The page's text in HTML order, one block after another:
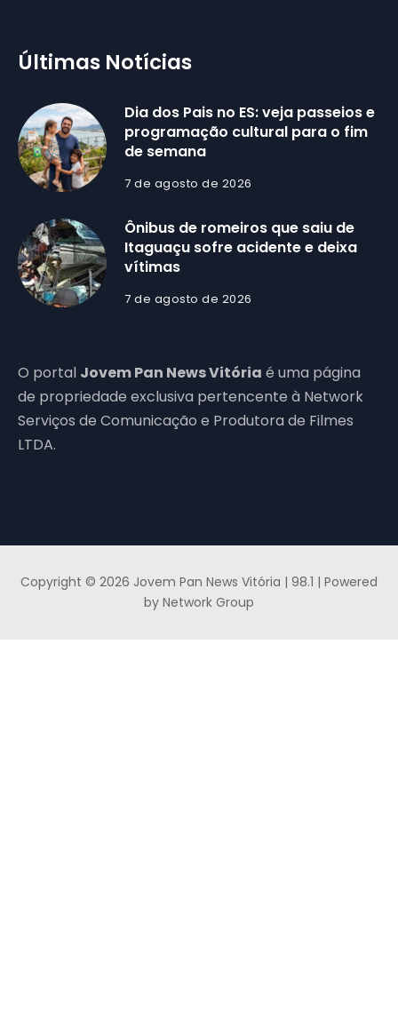
Últimas Notícias
Dia dos Pais no ES: veja passeios e
programação cultural para o fim
de semana
7 de agosto de 2026
Ônibus de romeiros que saiu de
Itaguaçu sofre acidente e deixa
vítimas
7 de agosto de 2026
O portal Jovem Pan News Vitória é uma página
de propriedade exclusiva pertencente à Network
Serviços de Comunicação e Produtora de Filmes
LTDA.
Copyright © 2026 Jovem Pan News Vitória | 98.1 | Powered
by Network Group